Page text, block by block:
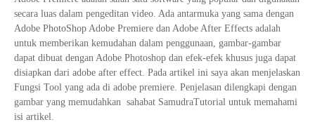
secara luas dalam pengeditan video. Ada antarmuka yang sama dengan
Adobe PhotoShop Adobe Premiere dan Adobe After Effects adalah
untuk memberikan kemudahan dalam penggunaan, gambar-gambar
dapat dibuat dengan Adobe Photoshop dan efek-efek khusus juga dapat
disiapkan dari adobe after effect. Pada artikel ini saya akan menjelaskan
Fungsi Tool yang ada di adobe premiere. Penjelasan dilengkapi dengan
gambar yang memudahkan sahabat SamudraTutorial untuk memahami
isi artikel.